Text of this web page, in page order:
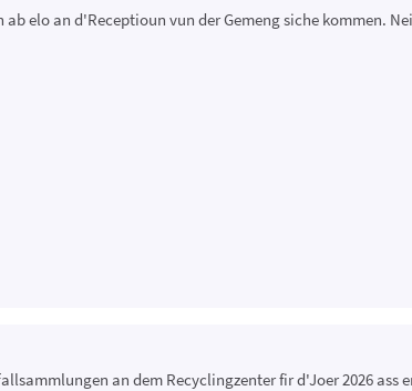
elo an d'Receptioun vun der Gemeng siche kommen.
an dem Recyclingzenter fir d'Joer 2026 ass